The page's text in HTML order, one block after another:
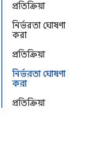
প্রতিক্রিয়া
নির্ভরতা ঘোষণা
করা
প্রতিক্রিয়া
নির্ভরতা ঘোষণা
করা
প্রতিক্রিয়া